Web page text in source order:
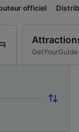
Distributeur officiel
GetYourGuide